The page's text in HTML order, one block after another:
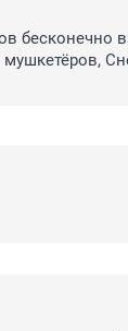
бесконечно